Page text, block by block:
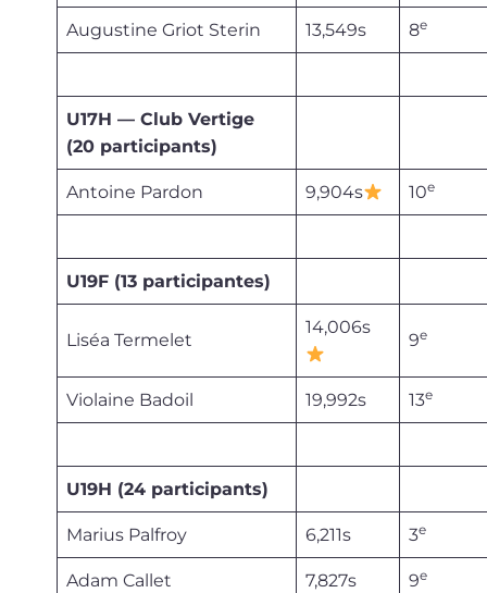
Augustine Griot Sterin 13,549s 8e
U17H — Club Vertige
(20 participants)
Antoine Pardon 9,904s 10e
U19F (13 participantes)
Liséa Termelet
14,006s
9e
Violaine Badoil 19,992s 13e
U19H (24 participants)
Marius Palfroy 6,211s 3e
Adam Callet 7,827s 9e